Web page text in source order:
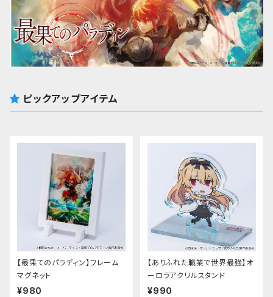
ピックアップアイテム
【最果てのパラディン】フレーム
マグネット
¥980
【ありふれた職業で世界最強】オ
ーロラアクリルスタンド
¥990